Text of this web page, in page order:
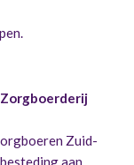
Zuid-
aan